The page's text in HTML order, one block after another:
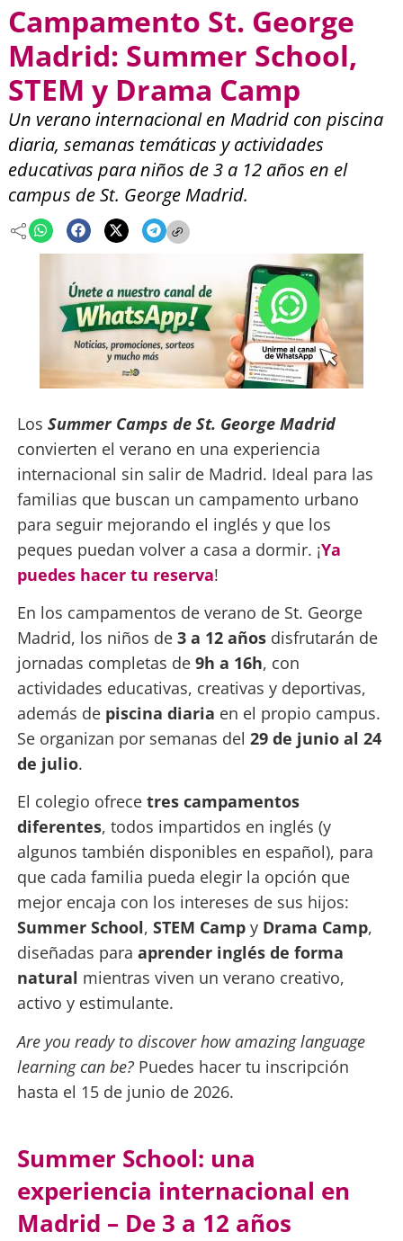
Campamento St. George
Madrid: Summer School,
STEM y Drama Camp
Un verano internacional en Madrid con piscina
diaria, semanas temáticas y actividades
educativas para niños de 3 a 12 años en el
campus de St. George Madrid.
Los Summer Camps de St. George Madrid
convierten el verano en una experiencia
internacional sin salir de Madrid. Ideal para las
familias que buscan un campamento urbano
para seguir mejorando el inglés y que los
peques puedan volver a casa a dormir. ¡Ya
puedes hacer tu reserva!
En los campamentos de verano de St. George
Madrid, los niños de 3 a 12 añosdisfrutarán de
jornadas completas de 9h a 16h, con
actividades educativas, creativas y deportivas,
además de piscina diaria en el propio campus.
Se organizan por semanas del 29 de junio al 24
de julio.
El colegio ofrece tres campamentos
diferentes, todos impartidos en inglés (y
algunos también disponibles en español), para
que cada familia pueda elegir la opción que
mejor encaja con los intereses de sus hijos:
Summer School, STEM Campy Drama Camp,
diseñadas para aprender inglés de forma
natural mientras viven un verano creativo,
activo y estimulante.
Are you ready to discover how amazing language
learning can be?Puedes hacer tu inscripción
hasta el 15 de junio de 2026.
Summer School: una
experiencia internacional en
Madrid – De 3 a 12 años